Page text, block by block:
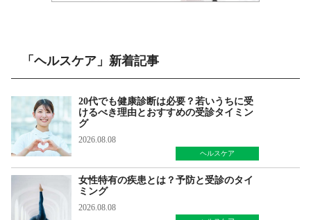
「ヘルスケア」新着記事
20代でも健康診断は必要？若いうちに受
けるべき理由とおすすめの受診タイミン
グ
2026.08.08
ヘルスケア
女性特有の疾患とは？予防と受診のタイ
ミング
2026.08.08